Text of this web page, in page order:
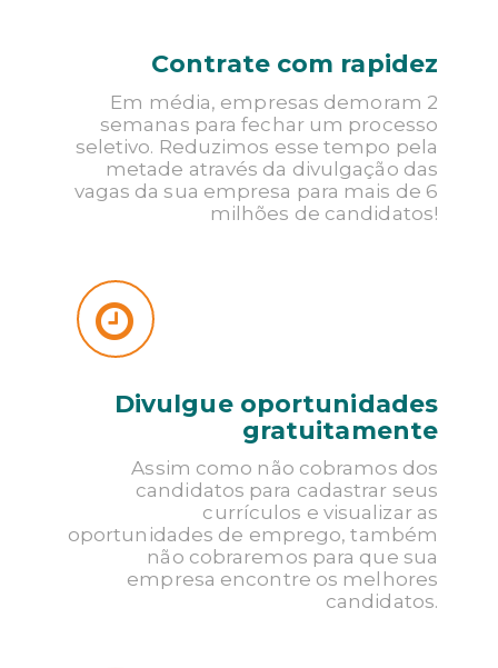
DIVULGUE UMA OPORTUNIDADE
Contrate com rapidez
Em média, empresas demoram 2
semanas para fechar um processo
seletivo. Reduzimos esse tempo pela
metade através da divulgação das
vagas da sua empresa para mais de 6
milhões de candidatos!
Divulgue oportunidades
gratuitamente
Assim como não cobramos dos
candidatos para cadastrar seus
currículos e visualizar as
oportunidades de emprego, também
não cobraremos para que sua
empresa encontre os melhores
candidatos.